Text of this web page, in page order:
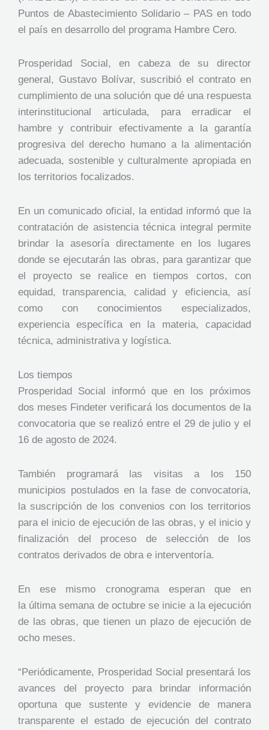
Puntos de Abastecimiento Solidario – PAS en todo
el país en desarrollo del programa Hambre Cero.
Prosperidad Social, en cabeza de su director
general, Gustavo Bolívar, suscribió el contrato en
cumplimiento de una solución que dé una respuesta
interinstitucional articulada, para erradicar el
hambre y contribuir efectivamente a la garantía
progresiva del derecho humano a la alimentación
adecuada, sostenible y culturalmente apropiada en
los territorios focalizados.
En un comunicado oficial, la entidad informó que la
contratación de asistencia técnica integral permite
brindar la asesoría directamente en los lugares
donde se ejecutarán las obras, para garantizar que
el proyecto se realice en tiempos cortos, con
equidad, transparencia, calidad y eficiencia, así
como con conocimientos especializados,
experiencia específica en la materia, capacidad
técnica, administrativa y logística.
Lo​​s tiempos
Prosperidad Social informó que en los próximos
dos meses Findeter verificará los documentos de la
convocatoria que se realizó entre el 29 de julio y el
16 de agosto de 2024.
También programará las visitas a los 150
municipios postulados en la fase de convocatoria,
la suscripción de los convenios con los territorios
para el inicio de ejecución de las obras, y el inicio y
finalización del proceso de selección de los
contratos derivados de obra e interventoría.
En ese mismo cronograma esperan que en
la última semana de octubre se inicie a la ejecución
de las obras, que tienen un plazo de ejecución de
ocho meses.
“Periódicamente, Prosperidad Social presentará los
avances del proyecto para brindar información
oportuna que sustente y evidencie de manera
transparente el estado de ejecución del contrato